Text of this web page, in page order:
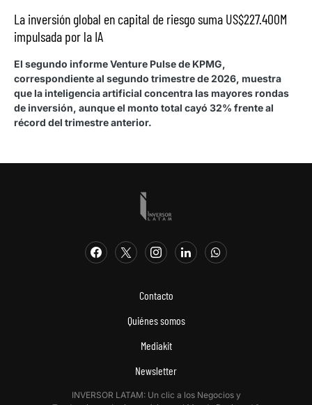
La inversión global en capital de riesgo suma US$227.400M
impulsada por la IA
El segundo informe Venture Pulse de KPMG,
correspondiente al segundo trimestre de 2026, muestra
que la inteligencia artificial concentra las mayores rondas
de inversión, aunque el monto total cayó 32% frente al
récord del trimestre anterior.
Contacto
Quiénes somos
Mediakit
Newsletter
INVERSOR LATAM: Un clic a los Negocios y